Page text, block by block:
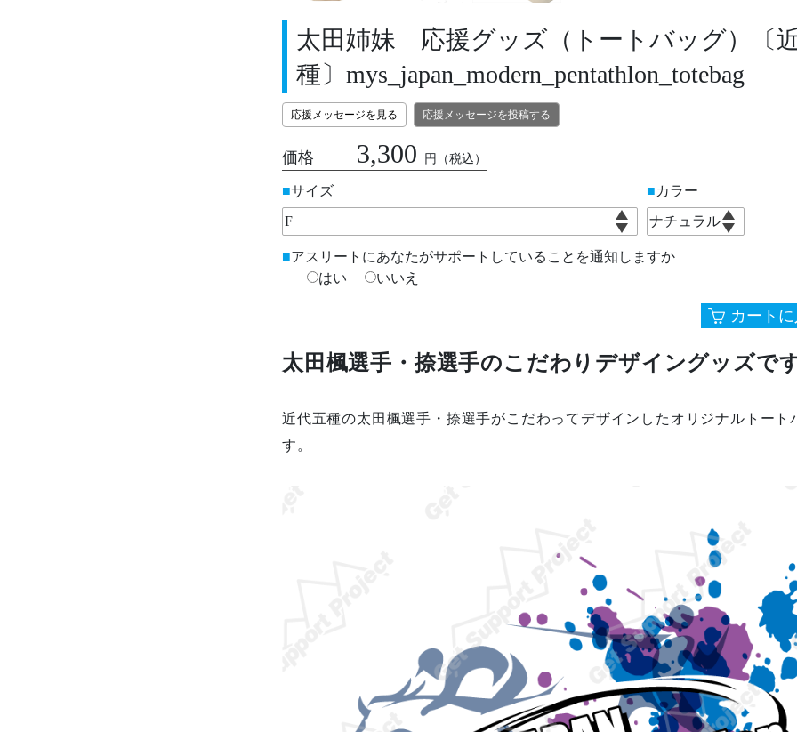
太田姉妹 応援グッズ（トートバッグ）〔
種〕mys_japan_modern_pentathlon_totebag
応援メッセージを見る 応援メッセージを投稿する
価格 3,300 円 （税込）
サイズ カラー
アスリートにあなたがサポートしていることを通知しますか
はい
いいえ
太田楓選手・捺選手のこだわりデザイングッズで
近代五種の太田楓選手・捺選手がこだわってデザインしたオリジナルトート
す。